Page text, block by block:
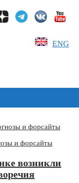
ENG
и форсайты
возникли